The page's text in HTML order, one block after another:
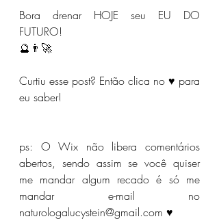
Bora drenar HOJE seu EU DO
FUTURO!⁣⁣⁣
🔮👨🚀⁣⁣⁣
Curtiu esse post? Então clica no ♥ para
eu saber!
ps: O Wix não libera comentários
abertos, sendo assim se você quiser
me mandar algum recado é só me
mandar e-mail no
naturologalucystein@gmail.com ♥